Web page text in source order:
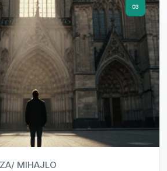
/ MIHAJLO
03